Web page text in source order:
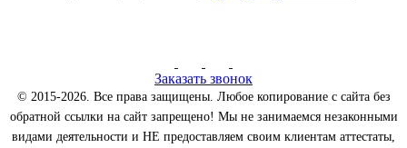
Заказать звонок
© 2015-2026. Все права защищены. Любое копирование с сайта без
обратной ссылки на сайт запрещено! Мы не занимаемся незаконными
видами деятельности и НЕ предоставляем своим клиентам аттестаты,